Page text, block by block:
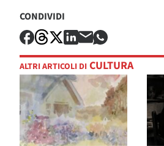
CONDIVIDI
ALTRI ARTICOLI DI CULTURA